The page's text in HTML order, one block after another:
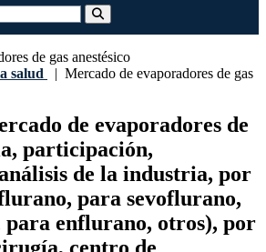
salud | Mercado de evaporadores de gas
de evaporadores de
participación,
de la industria, por
para sevoflurano,
para enflurano, otros), por